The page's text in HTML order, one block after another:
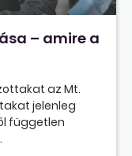
– amire a
az Mt.
jelenleg
független